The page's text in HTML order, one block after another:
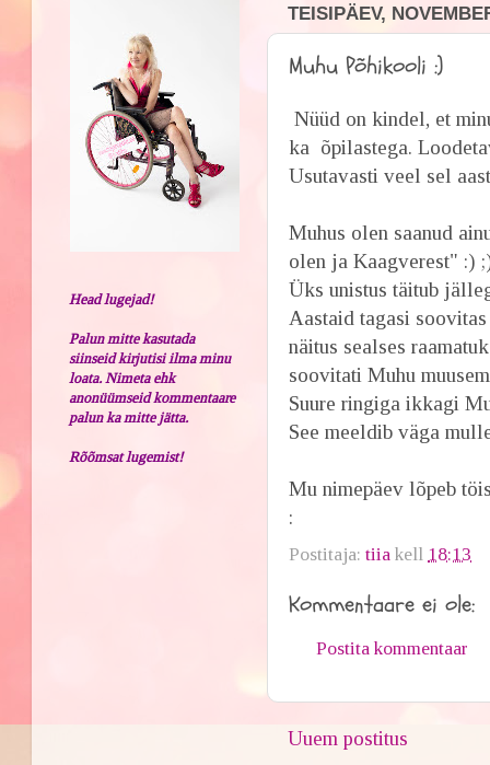
TEISIPÄEV,
Muhu Põhikooli :)
Nüüd on kindel, et
ka õpilastega.
Usutavasti veel sel
Muhus olen saanud
olen ja Kaagverest" :)
Üks unistus täitub
Aastaid tagasi
näitus sealses
soovitati Muhu
Suure ringiga ikkagi
See meeldib väga
Mu nimepäev lõpeb
:
Postitaja:tiia kell 18:13
Kommentaare ei ole:
Postita kommentaar
Uuem postitus
Head lugejad!
Palun mitte kasutada
siinseid kirjutisi ilma minu
loata. Nimeta ehk
anonüümseid kommentaare
palun ka mitte jätta.
Rõõmsat lugemist!